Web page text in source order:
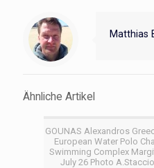
Matthias
Ähnliche Artikel
GOUNAS Alexandros
European Water Polo
Swimming Complex
July 26 Photo